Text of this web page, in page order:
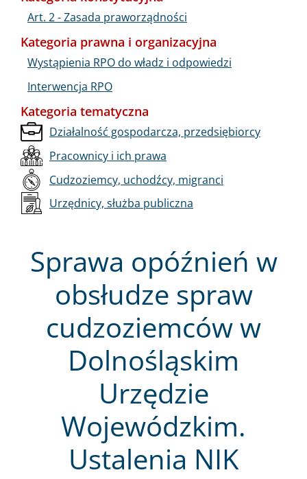
Sprawa opóźnień w
obsłudze spraw
cudzoziemców w
Dolnośląskim
Urzędzie
Wojewódzkim.
Ustalenia NIK
Art. 2 - Zasada praworządności
Kategoria prawna i organizacyjna
Wystąpienia RPO do władz i odpowiedzi
Interwencja RPO
Kategoria tematyczna
Działalność gospodarcza, przedsiębiorcy
Pracownicy i ich prawa
Cudzoziemcy, uchodźcy, migranci
Urzędnicy, służba publiczna